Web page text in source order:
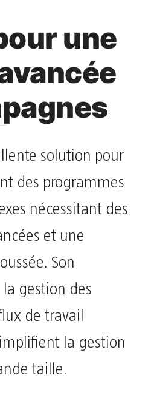
une
solution pour
des programmes
nécessitant des
et une
Son
gestion des
de travail
la gestion
taille.